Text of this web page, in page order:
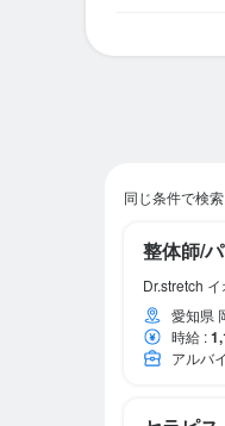
同じ条件で検
整体師/
Dr.stretch
愛知県
時給 :
アルバ